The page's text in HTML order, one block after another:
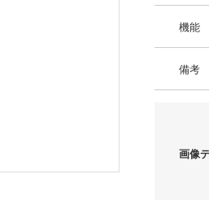
機能
備考
画像